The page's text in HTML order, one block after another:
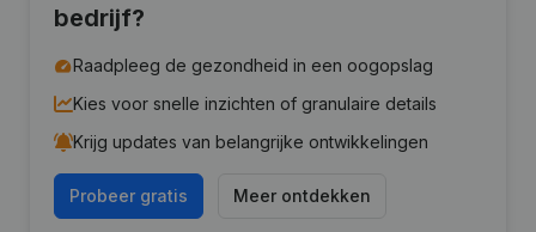
bedrijf?
Raadpleeg de gezondheid in een oogopslag
Kies voor snelle inzichten of granulaire details
Krijg updates van belangrijke ontwikkelingen
Probeer gratis Meer ontdekken